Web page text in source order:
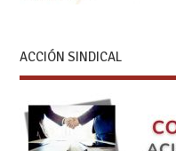
ACCIÓN SINDICAL